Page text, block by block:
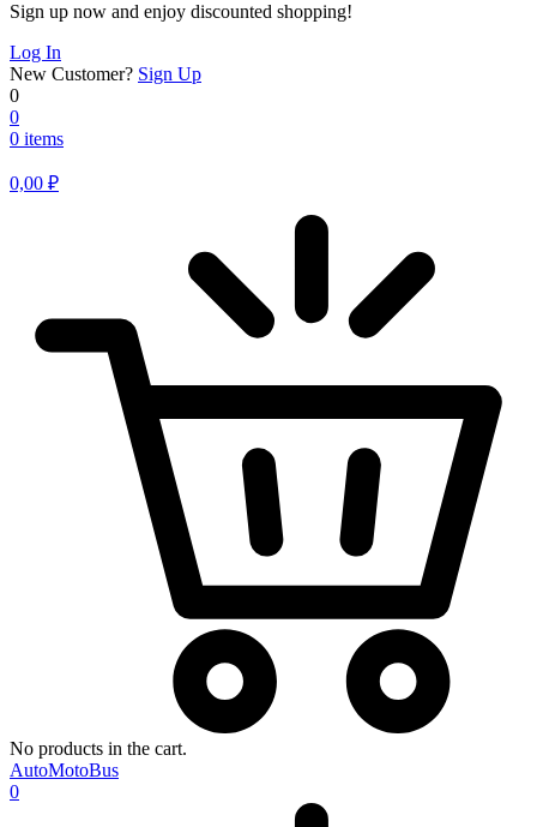
Sign up now and enjoy discounted shopping!
Log In
New Customer? Sign Up
0
0
0 items
0,00 ₽
No products in the cart.
AutoMotoBus
0